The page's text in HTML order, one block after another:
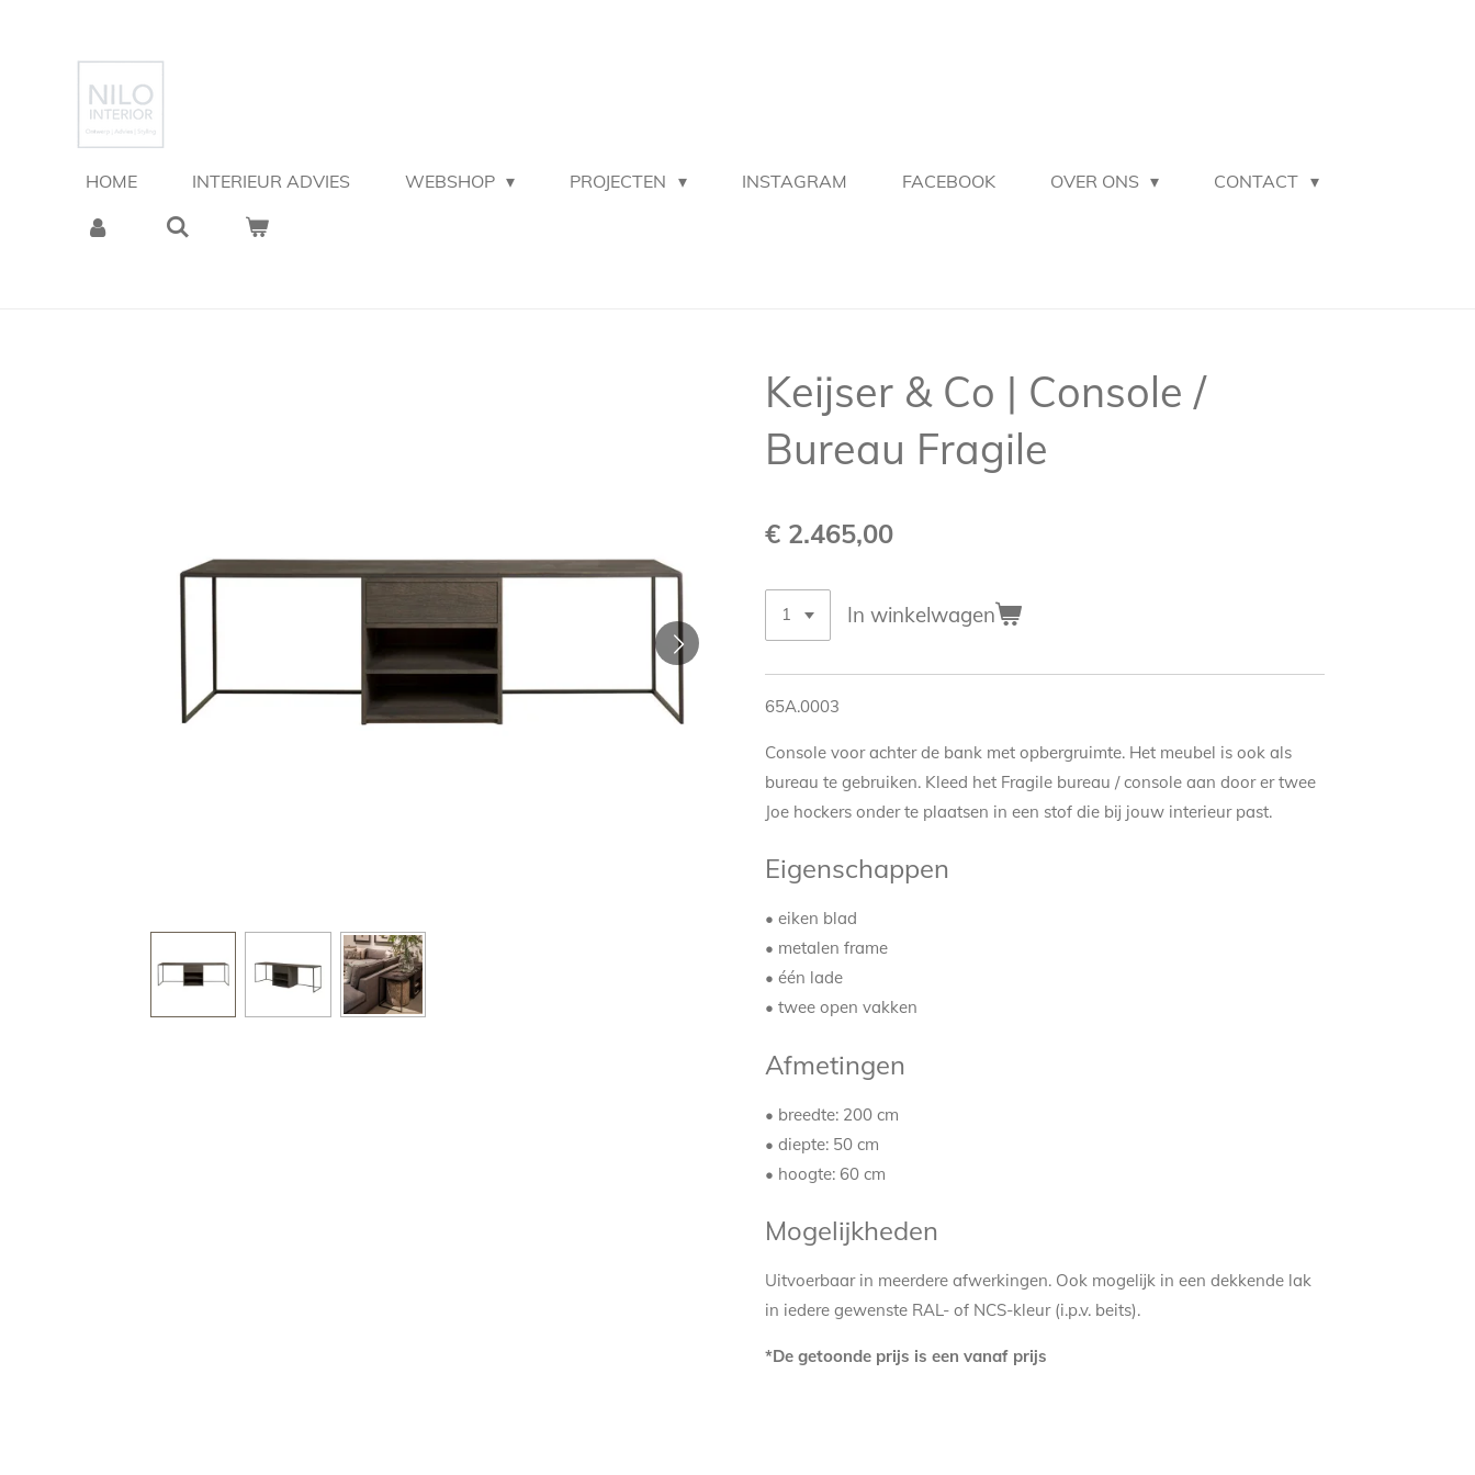
hoofdinhoud
HOME INTERIEUR ADVIES WEBSHOP PROJECTEN INSTAGRAM FACEBOOK OVER ONS CONTACT
Keijser & Co | Console /
Bureau Fragile
€ 2.465,00
In winkelwagen
65A.0003
Console voor achter de bank met opbergruimte. Het meubel is ook als
bureau te gebruiken. Kleed het Fragile bureau / console aan door er twee
Joe hockers onder te plaatsen in een stof die bij jouw interieur past.
Eigenschappen
• eiken blad
• metalen frame
• één lade
• twee open vakken
Afmetingen
• breedte: 200 cm
• diepte: 50 cm
• hoogte: 60 cm
Mogelijkheden
Uitvoerbaar in meerdere afwerkingen. Ook mogelijk in een dekkende lak
in iedere gewenste RAL- of NCS-kleur (i.p.v. beits).
*De getoonde prijs is een vanaf prijs